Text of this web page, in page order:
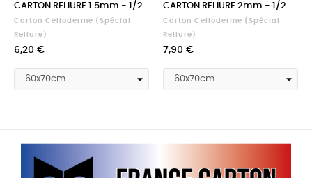
CARTON RELIURE 1.5mm - 1/2...
Carton Celloderme (spécial
Reliure)
Prix
6,20 €
CARTON RELIURE 2mm - 1/2...
Carton Celloderme (spécial
Reliure)
Prix
7,90 €